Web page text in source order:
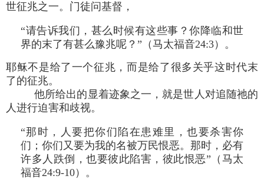
世征兆之一。门徒问基督，
“请告诉我们，甚么时候有这些事？你降临和世
界的末了有甚么豫兆呢？”（马太福音24:3）。
耶稣不是给了一个征兆，而是给了很多关乎这时代末
了的征兆。
他所给出的显着迹象之一，就是世人对追随祂的
人进行迫害和歧视。
“那时，人要把你们陷在患难里，也要杀害你
们；你们又要为我的名被万民恨恶。那时，必有
许多人跌倒，也要彼此陷害，彼此恨恶”（马太
福音24:9-10）。